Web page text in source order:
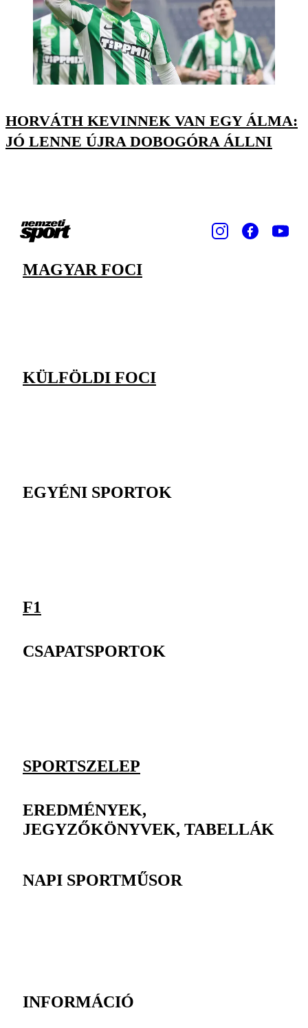
HORVÁTH KEVINNEK VAN EGY ÁLMA:
JÓ LENNE ÚJRA DOBOGÓRA ÁLLNI
MAGYAR FOCI
KÜLFÖLDI FOCI
EGYÉNI SPORTOK
F1
CSAPATSPORTOK
SPORTSZELEP
EREDMÉNYEK,
JEGYZŐKÖNYVEK, TABELLÁK
NAPI SPORTMŰSOR
INFORMÁCIÓ